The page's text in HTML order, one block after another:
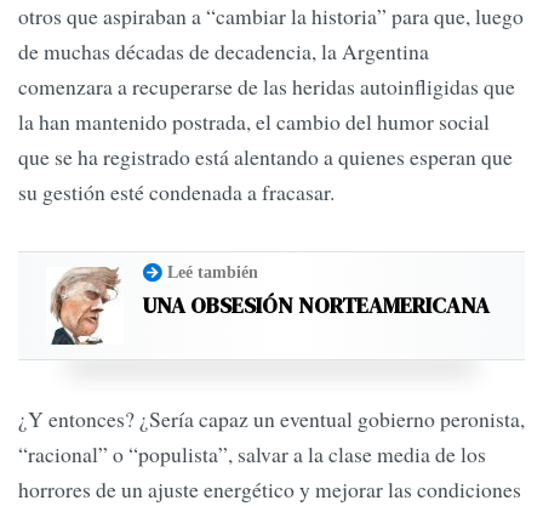
otros que aspiraban a “cambiar la historia” para que, luego
de muchas décadas de decadencia, la Argentina
comenzara a recuperarse de las heridas autoinfligidas que
la han mantenido postrada, el cambio del humor social
que se ha registrado está alentando a quienes esperan que
su gestión esté condenada a fracasar.
Leé también
UNA OBSESIÓN NORTEAMERICANA
¿Y entonces? ¿Sería capaz un eventual gobierno peronista,
“racional” o “populista”, salvar a la clase media de los
horrores de un ajuste energético y mejorar las condiciones